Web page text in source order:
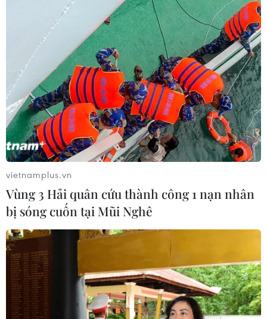
vietnamplus.vn
Vùng 3 Hải quân cứu thành công 1 nạn nhân
bị sóng cuốn tại Mũi Nghê